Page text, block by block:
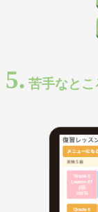
5. 苦手なとこ